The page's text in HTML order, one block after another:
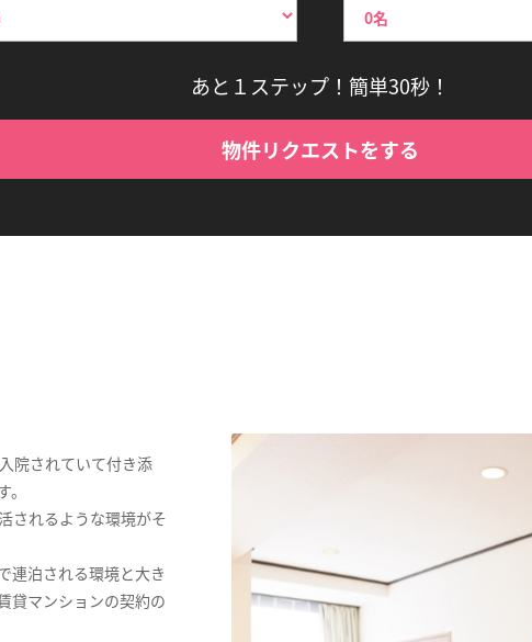
あと１ステップ！簡単30秒！
物件リクエストをする
院されていて付き添
されるような環境がそ
連泊される環境と大き
貸マンションの契約の